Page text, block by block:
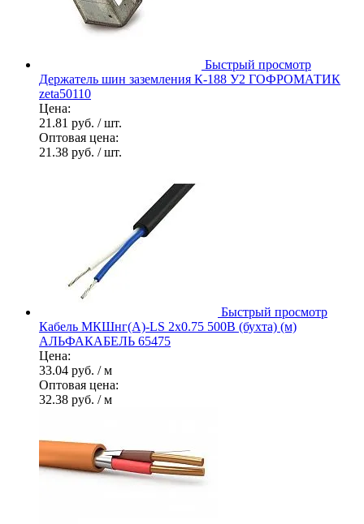
Быстрый просмотр
Держатель шин заземления К-188 У2 ГОФРОМАТИК
zeta50110
Цена:
21.81 руб. / шт.
Оптовая цена:
21.38 руб. / шт.
Быстрый просмотр
Кабель МКШнг(А)-LS 2х0.75 500В (бухта) (м)
АЛЬФАКАБЕЛЬ 65475
Цена:
33.04 руб. / м
Оптовая цена:
32.38 руб. / м